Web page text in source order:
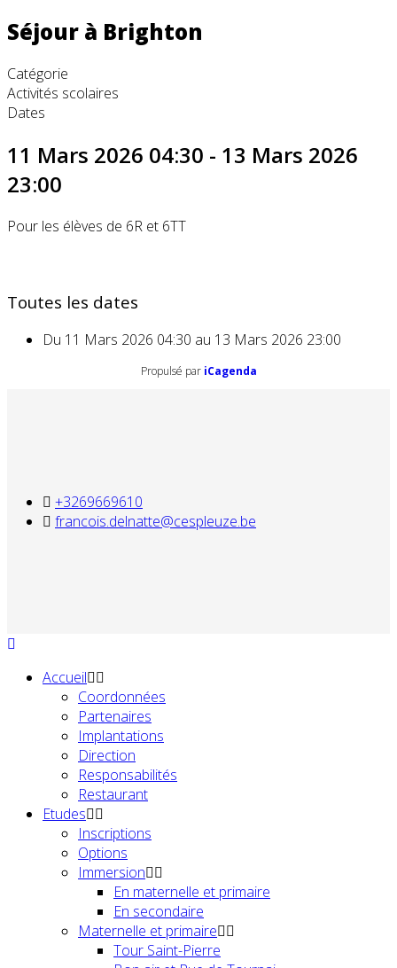
Séjour à Brighton
Catégorie
Activités scolaires
Dates
11 Mars 2026 04:30 - 13 Mars 2026
23:00
Pour les élèves de 6R et 6TT
Toutes les dates
Du 11 Mars 2026 04:30 au 13 Mars 2026 23:00
Propulsé par iCagenda
+3269669610
francois.delnatte@cespleuze.be
Accueil
Coordonnées
Partenaires
Implantations
Direction
Responsabilités
Restaurant
Etudes
Inscriptions
Options
Immersion
En maternelle et primaire
En secondaire
Maternelle et primaire
Tour Saint-Pierre